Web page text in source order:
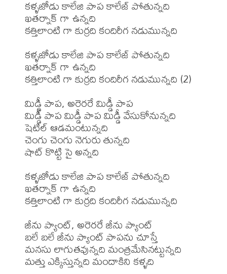
కళ్ళజోడు కాలేజి పాప కాలేజ్ పోతున్నది
ఖతర్నాక్ గా ఉన్నది
కత్తిలాంటి గా కుర్రది కందిరీగ నడుమున్నది
కళ్ళజోడు కాలేజి పాప కాలేజ్ పోతున్నది
ఖతర్నాక్ గా ఉన్నది
కత్తిలాంటి గా కుర్రది కందిరీగ నడుమున్నది (2)
మిడ్డీ పాప, అరెరరే మిడ్డీ పాప
మిడ్డీ పాప మిడ్డీ పాప మిడ్డీ వేసుకోనున్నది
షెటిల్ ఆడమంటున్నది
చెంగు చెంగు నెగురు తున్నది
షాట్ కొట్టి సై అన్నది
కళ్ళజోడు కాలేజి పాప కాలేజ్ పోతున్నది
ఖతర్నాక్ గా ఉన్నది
కత్తిలాంటి గా కుర్రది కందిరీగ నడుమున్నది
జీను ప్యాంట్, అరెరరే జీను ప్యాంట్
బలే బలే జీను ప్యాంట్ పాపను చూస్తే
మనసు లాగుతవున్నది మంత్రమేసినట్టున్నది
మత్తు ఎక్కిస్తున్నది మందాకిని కళ్ళది